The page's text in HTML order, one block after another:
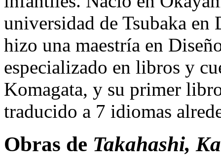
universidad de Tsubaka
hizo una maestría en
especializado en libros y
Komagata, y su primer
traducido a 7 idiomas
Obras de Takahashi,